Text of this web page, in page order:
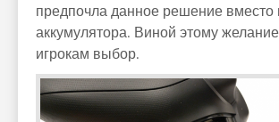
предпочла данное решение вместо
аккумулятора. Виной этому
игрокам выбор.